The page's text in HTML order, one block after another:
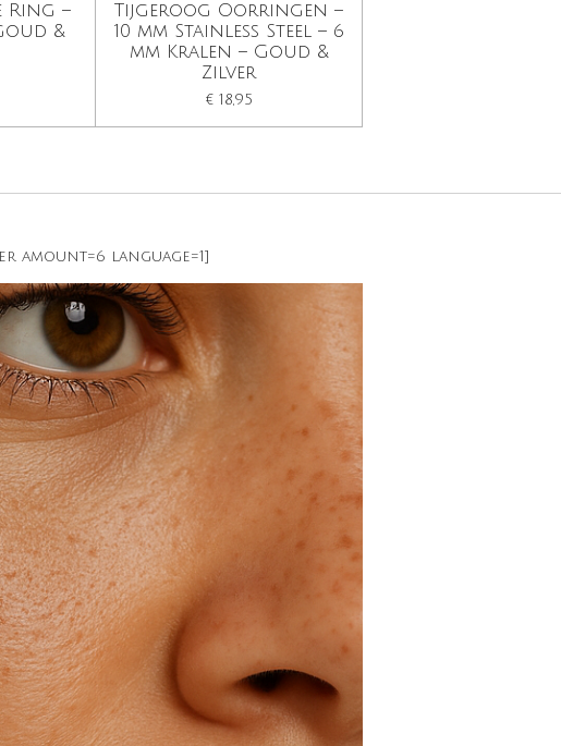
Ring –
&
Tijgeroog Oorringen –
10 mm Stainless Steel – 6
mm Kralen – Goud &
Zilver
€ 18,95
amount=6 language=1]